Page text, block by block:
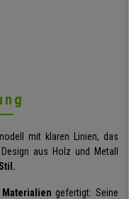
mit klaren Linien, das
aus Holz und Metall
gefertigt: Seine